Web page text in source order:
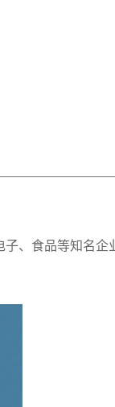
子、食品等知名企